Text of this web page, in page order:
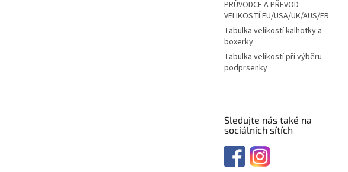
PRŮVODCE A PŘEVOD
VELIKOSTÍ EU/USA/UK/AUS/FR
Tabulka velikostí kalhotky a
boxerky
Tabulka velikostí při výběru
podprsenky
Sledujte nás také na
sociálních sítích